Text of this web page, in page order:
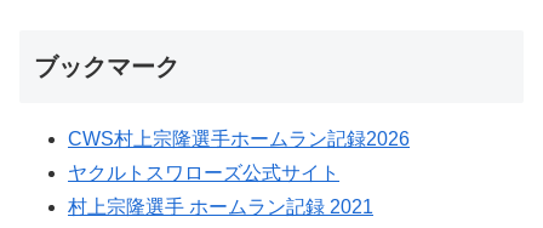
ブックマーク
CWS村上宗隆選手ホームラン記録2026
ヤクルトスワローズ公式サイト
村上宗隆選手 ホームラン記録 2021